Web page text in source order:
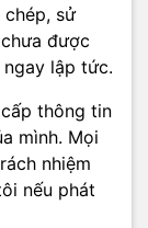
chép, sử
được
lập tức.
thông tin
mình. Mọi
nhiệm
nếu phát